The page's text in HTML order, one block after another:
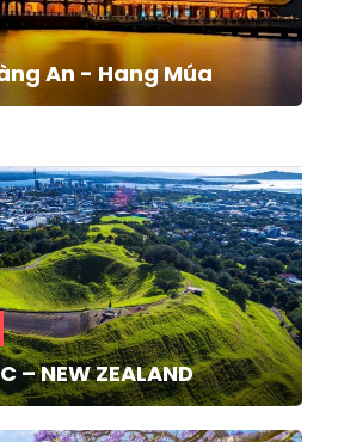
An - Hang Múa
– NEW ZEALAND